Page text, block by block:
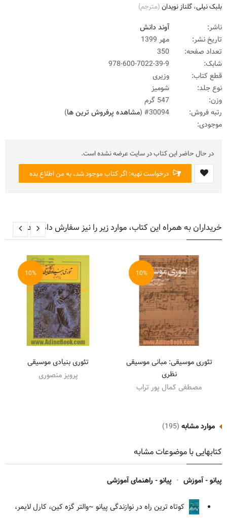
بلبک نیلی،گلناز نویدان(مترجم)
ناشر:
آوند دانش
تاریخ نشر:
مهر 1399
تعداد صفحه:
شابک:
978-600-7022-39-9
قطع کتاب:
وزیری
نوع جلد:
شومیز
وزن:
رتبه فروش:
#30094 ( مشاهده پرفروش ترین ها)
موجودی:
در حال حاضر این کتاب در سایت عرضه نشده است.
درخواست تهیه: اگر کتاب موجود شد، به من اطلاع بده
خریداران به همراه این کتاب، موارد زیر را نیز سفارش داده اند
10%
تئوری موسیقی: مبانی موسیقی
نظری
مصطفی کمال پور تراب
10%
تئوری بنیادی موسیقی
پرویز منصوری
موارد مشابه (195)
کتابهایی با موضوعات مشابه
پیانو - آموزش • پیانو - راهنمای آموزشی
کوتاه ترین راه در نوازندگی پیانو ~والتر گزه کین، کارل لایمر،